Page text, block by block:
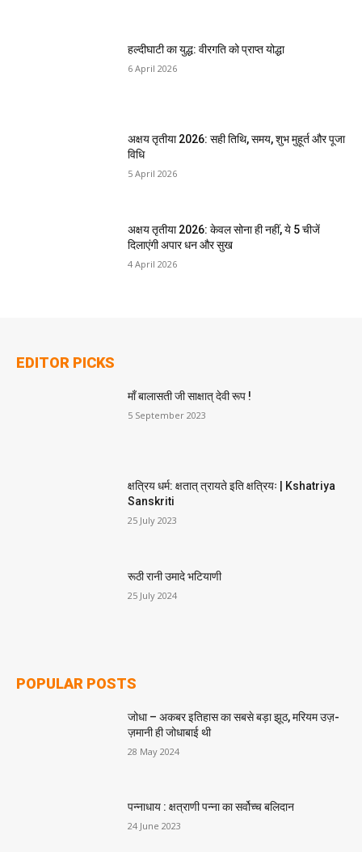
हल्दीघाटी का युद्ध: वीरगति को प्राप्त योद्धा
6 April 2026
अक्षय तृतीया 2026: सही तिथि, समय, शुभ मुहूर्त और पूजा
विधि
5 April 2026
अक्षय तृतीया 2026: केवल सोना ही नहीं, ये 5 चीजें
दिलाएंगी अपार धन और सुख
4 April 2026
EDITOR PICKS
माँ बालासती जी साक्षात् देवी रूप !
5 September 2023
क्षत्रिय धर्म: क्षतात् त्रायते इति क्षत्रियः | Kshatriya
Sanskriti
25 July 2023
रूठी रानी उमादे भटियाणी
25 July 2024
POPULAR POSTS
जोधा – अकबर इतिहास का सबसे बड़ा झूठ, मरियम उज़-
ज़मानी ही जोधाबाई थी
28 May 2024
पन्नाधाय : क्षत्राणी पन्ना का सर्वोच्च बलिदान
24 June 2023